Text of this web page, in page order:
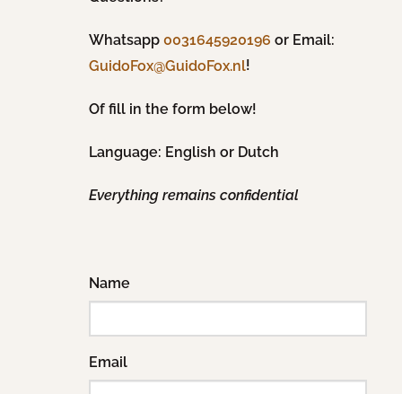
Whatsapp 0031645920196 or Email:
GuidoFox@GuidoFox.nl!
Of fill in the form below!
Language: English or Dutch
Everything remains confidential
Name
Email